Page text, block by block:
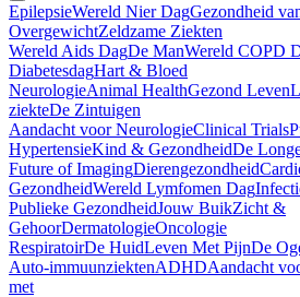
EpilepsieWereld Nier DagGezondheid
OvergewichtZeldzame Ziekten
Wereld Aids DagDe ManWereld COPD
DiabetesdagHart & Bloed
NeurologieAnimal HealthGezond Leven
ziekteDe Zintuigen
Aandacht voor NeurologieClinical Trials
HypertensieKind & GezondheidDe
Future of ImagingDierengezondheid
GezondheidWereld Lymfomen Dag
Publieke GezondheidJouw BuikZicht &
GehoorDermatologieOncologie
RespiratoirDe HuidLeven Met PijnDe
Auto-immuunziektenADHDAandacht
met